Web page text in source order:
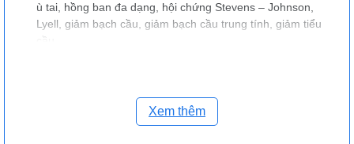
ù tai, hồng ban đa dạng, hội chứng Stevens – Johnson,
Lyell, giảm bạch cầu, giảm bạch cầu trung tính, giảm tiểu
cầu.
Xem thêm